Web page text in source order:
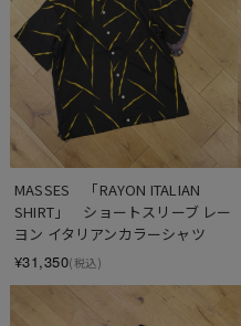
MASSES　「RAYON ITALIAN
SHIRT」　ショートスリーブ レー
ヨン イタリアンカラーシャツ
¥31,350(税込)